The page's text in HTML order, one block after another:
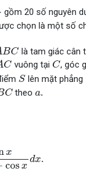
gồm 20 số nguyên
chọn là một số
BC
BC là tam giác cân
C
C vuông tại C
C, góc
S
Slên mặt phẳng
Ctheoa.
a
x
cosx
dx.